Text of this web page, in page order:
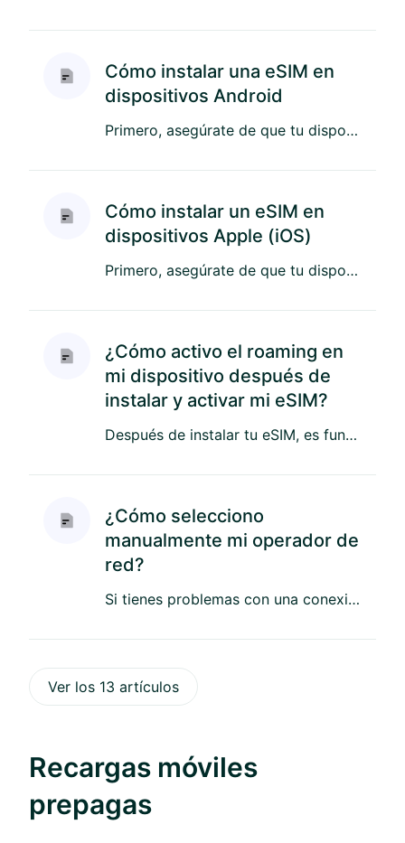
Cómo instalar una eSIM en
dispositivos Android
Primero, asegúrate de que tu dispositivo Android sea compatible con eSIM y no esté bloqueado por algún operador espec...
Cómo instalar un eSIM en
dispositivos Apple (iOS)
Primero, asegúrate de que tu dispositivo Apple sea compatible con eSIM y no esté bloqueado por ningún operador. Recor...
¿Cómo activo el roaming en
mi dispositivo después de
instalar y activar mi eSIM?
Después de instalar tu eSIM, es fundamental asegurarte de que el roaming de datos esté activado en tu dispositivo. Es...
¿Cómo selecciono
manualmente mi operador de
red?
Si tienes problemas con una conexión de mala calidad en una red en particular, te recomendamos que busques y seleccio...
Ver los 13 artículos
Recargas móviles
prepagas